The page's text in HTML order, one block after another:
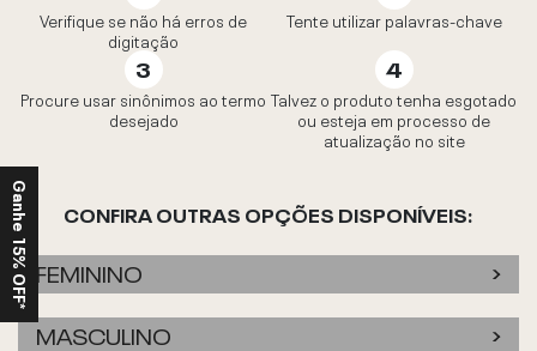
Verifique se não há erros de
digitação
Tente utilizar palavras-chave
Procure usar sinônimos ao termo
desejado
Talvez o produto tenha esgotado
ou esteja em processo de
atualização no site
CONFIRA OUTRAS OPÇÕES DISPONÍVEIS:
FEMININO
MASCULINO
Ganhe 15% OFF*